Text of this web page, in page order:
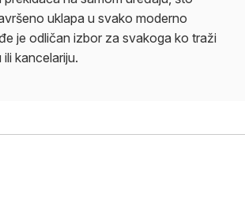
uklapa u svako moderno
je odličan izbor za svakoga ko traži
kancelariju.